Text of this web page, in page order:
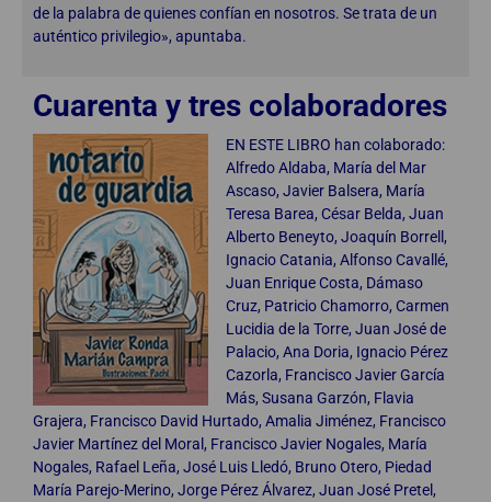
de la palabra de quienes confían en nosotros. Se trata de un
auténtico privilegio», apuntaba.
Cuarenta y tres colaboradores
EN ESTE LIBRO han colaborado:
Alfredo Aldaba, María del Mar
Ascaso, Javier Balsera, María
Teresa Barea, César Belda, Juan
Alberto Beneyto, Joaquín Borrell,
Ignacio Catania, Alfonso Cavallé,
Juan Enrique Costa, Dámaso
Cruz, Patricio Chamorro, Carmen
Lucidia de la Torre, Juan José de
Palacio, Ana Doria, Ignacio Pérez
Cazorla, Francisco Javier García
Más, Susana Garzón, Flavia
Grajera, Francisco David Hurtado, Amalia Jiménez, Francisco
Javier Martínez del Moral, Francisco Javier Nogales, María
Nogales, Rafael Leña, José Luis Lledó, Bruno Otero, Piedad
María Parejo-Merino, Jorge Pérez Álvarez, Juan José Pretel,